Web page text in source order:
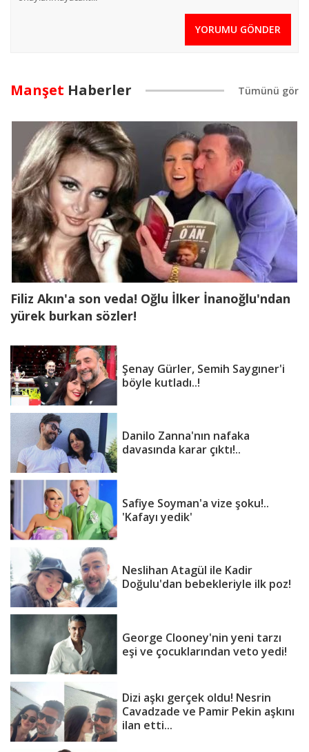
YORUMU GÖNDER
Manşet Haberler
Filiz Akın'a son veda! Oğlu İlker İnanoğlu'ndan
yürek burkan sözler!
Şenay Gürler, Semih Saygıner'i
böyle kutladı..!
Danilo Zanna'nın nafaka
davasında karar çıktı!..
Safiye Soyman'a vize şoku!..
'Kafayı yedik'
Neslihan Atagül ile Kadir
Doğulu'dan bebekleriyle ilk poz!
George Clooney'nin yeni tarzı
eşi ve çocuklarından veto yedi!
Dizi aşkı gerçek oldu! Nesrin
Cavadzade ve Pamir Pekin aşkını
ilan etti...